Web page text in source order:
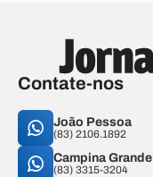
Contate-nos
João Pessoa
(83) 2106.1892
Campina Grande
(83) 3315-3204